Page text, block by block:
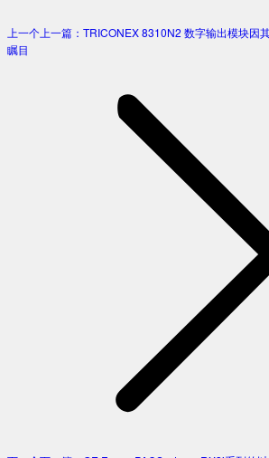
上一个 上一篇： TRICONEX 8310N2 数字输出模块因
瞩目